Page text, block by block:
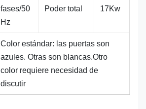
fases/50
Hz
Poder total 17Kw
Color estándar: las puertas son
azules. Otras son blancas.Otro
color requiere necesidad de
discutir